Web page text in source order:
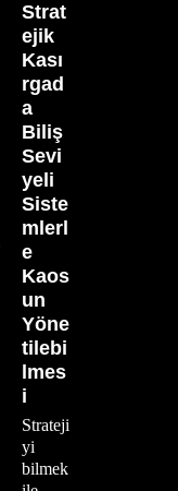
Strat
ejik
Kası
rgad
a
Biliş
Sevi
yeli
Siste
mlerl
e
Kaos
un
Yöne
tilebi
lmes
i
Strateji
yi
bilmek